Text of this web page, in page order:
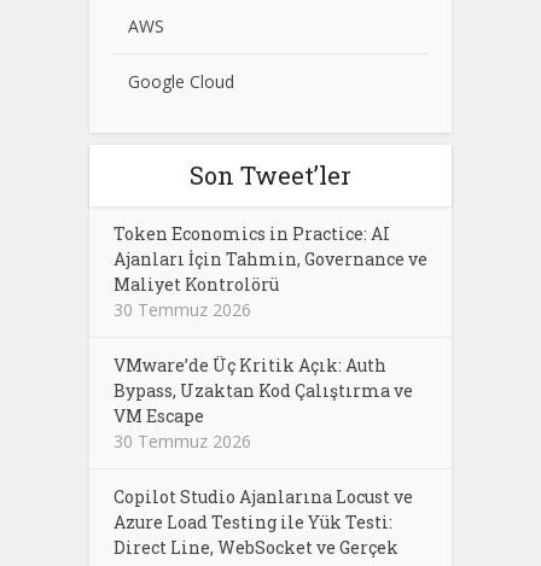
AWS
Google Cloud
Son Tweet’ler
Token Economics in Practice: AI
Ajanları İçin Tahmin, Governance ve
Maliyet Kontrolörü
30 Temmuz 2026
VMware’de Üç Kritik Açık: Auth
Bypass, Uzaktan Kod Çalıştırma ve
VM Escape
30 Temmuz 2026
Copilot Studio Ajanlarına Locust ve
Azure Load Testing ile Yük Testi:
Direct Line, WebSocket ve Gerçek